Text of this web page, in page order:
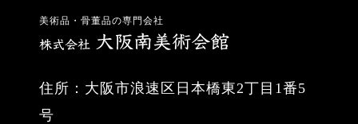
美術品・骨董品の専門会社
住所：大阪市浪速区日本橋東2丁目1番5
号